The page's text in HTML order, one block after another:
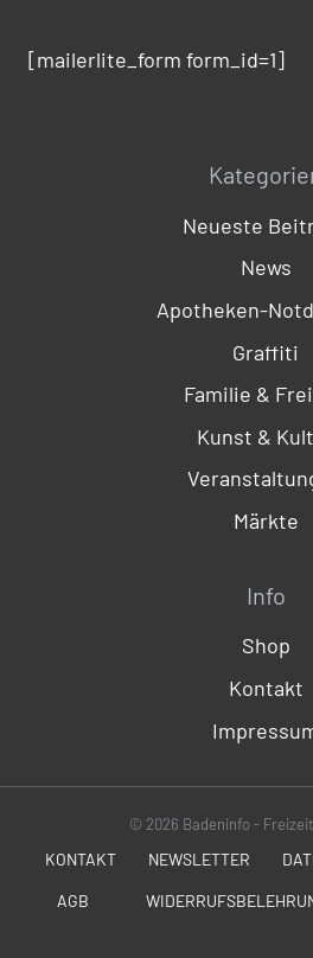
[mailerlite_form form_id=1]
Neueste
News
Apotheken-
Graffiti
Familie &
Kunst &
Märkte
Info
Shop
Kontakt
© 2026 Badeninfo -
KONTAKT NEWSLETTER
AGB